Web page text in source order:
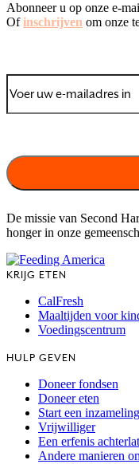
Abonneer u op onze e-
Ofinschrijven om onze
De missie van Second
honger in onze
KRIJG ETEN
CalFresh
Maaltijden voor
Voedingscentrum
HULP GEVEN
Doneer fondsen
Doneer eten
Start een
Vrijwilliger
Een erfenis
Andere manieren